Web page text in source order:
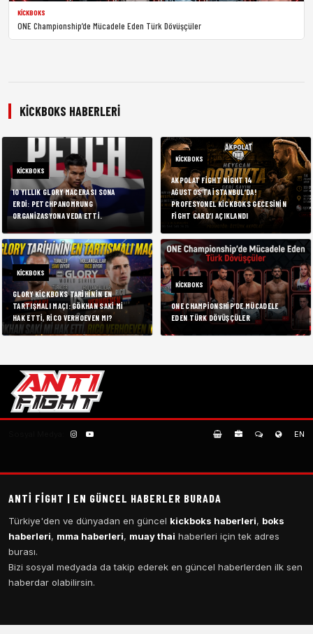
KICKBOKS
ONE Championship’de Mücadele Eden Türk Dövüşçüler
KICKBOKS HABERLERI
KICKBOKS
10 YILLIK GLORY MACERASI SONA
ERDI: PETCHPANOMRUNG
ORGANIZASYONA VEDA ETTI.
KICKBOKS
AKPOLAT FIGHT NIGHT 14
AĞUSTOS’TA İSTANBUL’DA!
PROFESYONEL KICKBOKS GECESININ
FIGHT CARD’I AÇIKLANDI
KICKBOKS
GLORY KICKBOKS TARIHININ EN
TARTIŞMALI MAÇI: GÖKHAN SAKI MI
HAK ETTI, RICO VERHOEVEN MI?
KICKBOKS
ONE CHAMPIONSHIP’DE MÜCADELE
EDEN TÜRK DÖVÜŞÇÜLER
EN
ANTI FIGHT | EN GÜNCEL HABERLER BURADA
Türkiye'den ve dünyadan en güncel kickboks haberleri, boks
haberleri, mma haberleri, muay thai haberleri için tek adres
burası.
Bizi sosyal medyada da takip ederek en güncel haberlerden ilk sen
haberdar olabilirsin.